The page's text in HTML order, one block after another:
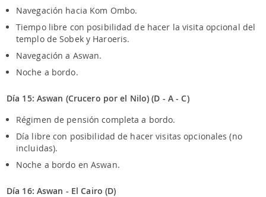
Navegación hacia Kom Ombo.
Tiempo libre con posibilidad de hacer la visita opcional del
templo de Sobek y Haroeris.
Navegación a Aswan.
Noche a bordo.
Día 15: Aswan (Crucero por el Nilo) (D - A - C)
Régimen de pensión completa a bordo.
Día libre con posibilidad de hacer visitas opcionales (no
incluidas).
Noche a bordo en Aswan.
Día 16: Aswan - El Cairo (D)